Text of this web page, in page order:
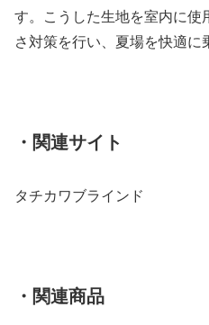
す。こうした生地を室内に使
さ対策を行い、夏場を快適に
・関連サイト
タチカワブラインド
・関連商品